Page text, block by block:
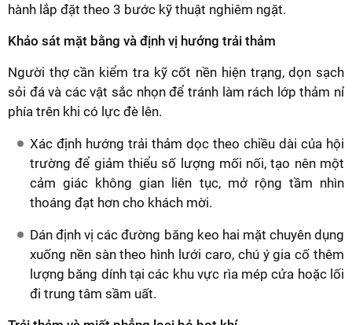
hành lắp đặt theo 3 bước kỹ thuật nghiêm ngặt.
Khảo sát mặt bằng và định vị hướng trải thảm
Người thợ cần kiểm tra kỹ cốt nền hiện trạng, dọn sạch
sỏi đá và các vật sắc nhọn để tránh làm rách lớp thảm nỉ
phía trên khi có lực đè lên.
Xác định hướng trải thảm dọc theo chiều dài của hội
trường để giảm thiểu số lượng mối nối, tạo nên một
cảm giác không gian liên tục, mở rộng tầm nhìn
thoáng đạt hơn cho khách mời.
Dán định vị các đường băng keo hai mặt chuyên dụng
xuống nền sàn theo hình lưới caro, chú ý gia cố thêm
lượng băng dính tại các khu vực rìa mép cửa hoặc lối
đi trung tâm sầm uất.